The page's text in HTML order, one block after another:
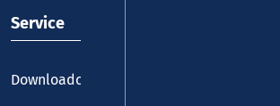
Service
Downloadcenter